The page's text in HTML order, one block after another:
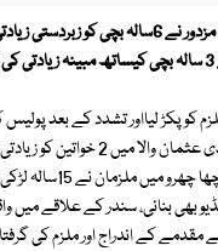
سندر کے علاقہ میں بھٹہ مزدور نے 6سالہ بچی کو
کو پکڑ لیااور تشدد کے بعد پولیس
قصورکے نواحی قصبہ منڈی عثمان
ادھرتھرپارکرکی تحصیل
بھی بنائی، سندر کے علاقے میں
مقدمے کے اندراج اور ملزم کی